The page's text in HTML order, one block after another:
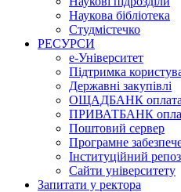
Наукова бібліотека
Студмістечко
РЕСУРСИ
е-Університет
Підтримка
Державні закупівлі
ОЩАДБАНК оплата
ПРИВАТБАНК
Поштовий сервер
Програмне
Інституційний
Сайти університету
Запитати у ректора